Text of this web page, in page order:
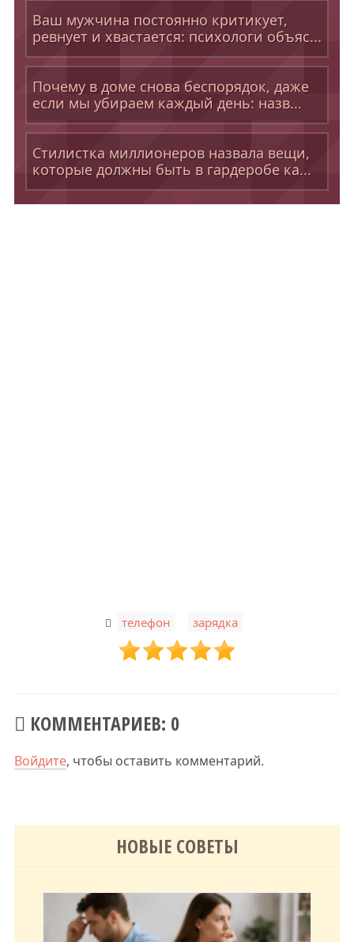
Ваш мужчина постоянно критикует,
ревнует и хвастается: психологи объяс...
Почему в доме снова беспорядок, даже
если мы убираем каждый день: назв...
Стилистка миллионеров назвала вещи,
которые должны быть в гардеробе ка...
телефон зарядка
КОММЕНТАРИЕВ: 0
Войдите, чтобы оставить комментарий.
НОВЫЕ СОВЕТЫ